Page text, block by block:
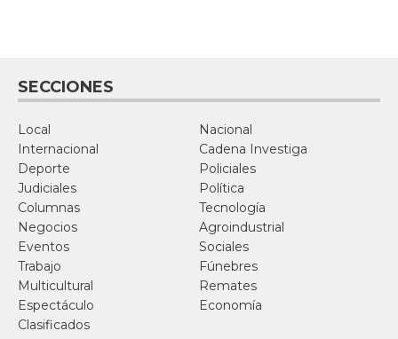
SECCIONES
Local
Nacional
Internacional
Cadena Investiga
Deporte
Policiales
Judiciales
Política
Columnas
Tecnología
Negocios
Agroindustrial
Eventos
Sociales
Trabajo
Fúnebres
Multicultural
Remates
Espectáculo
Economía
Clasificados